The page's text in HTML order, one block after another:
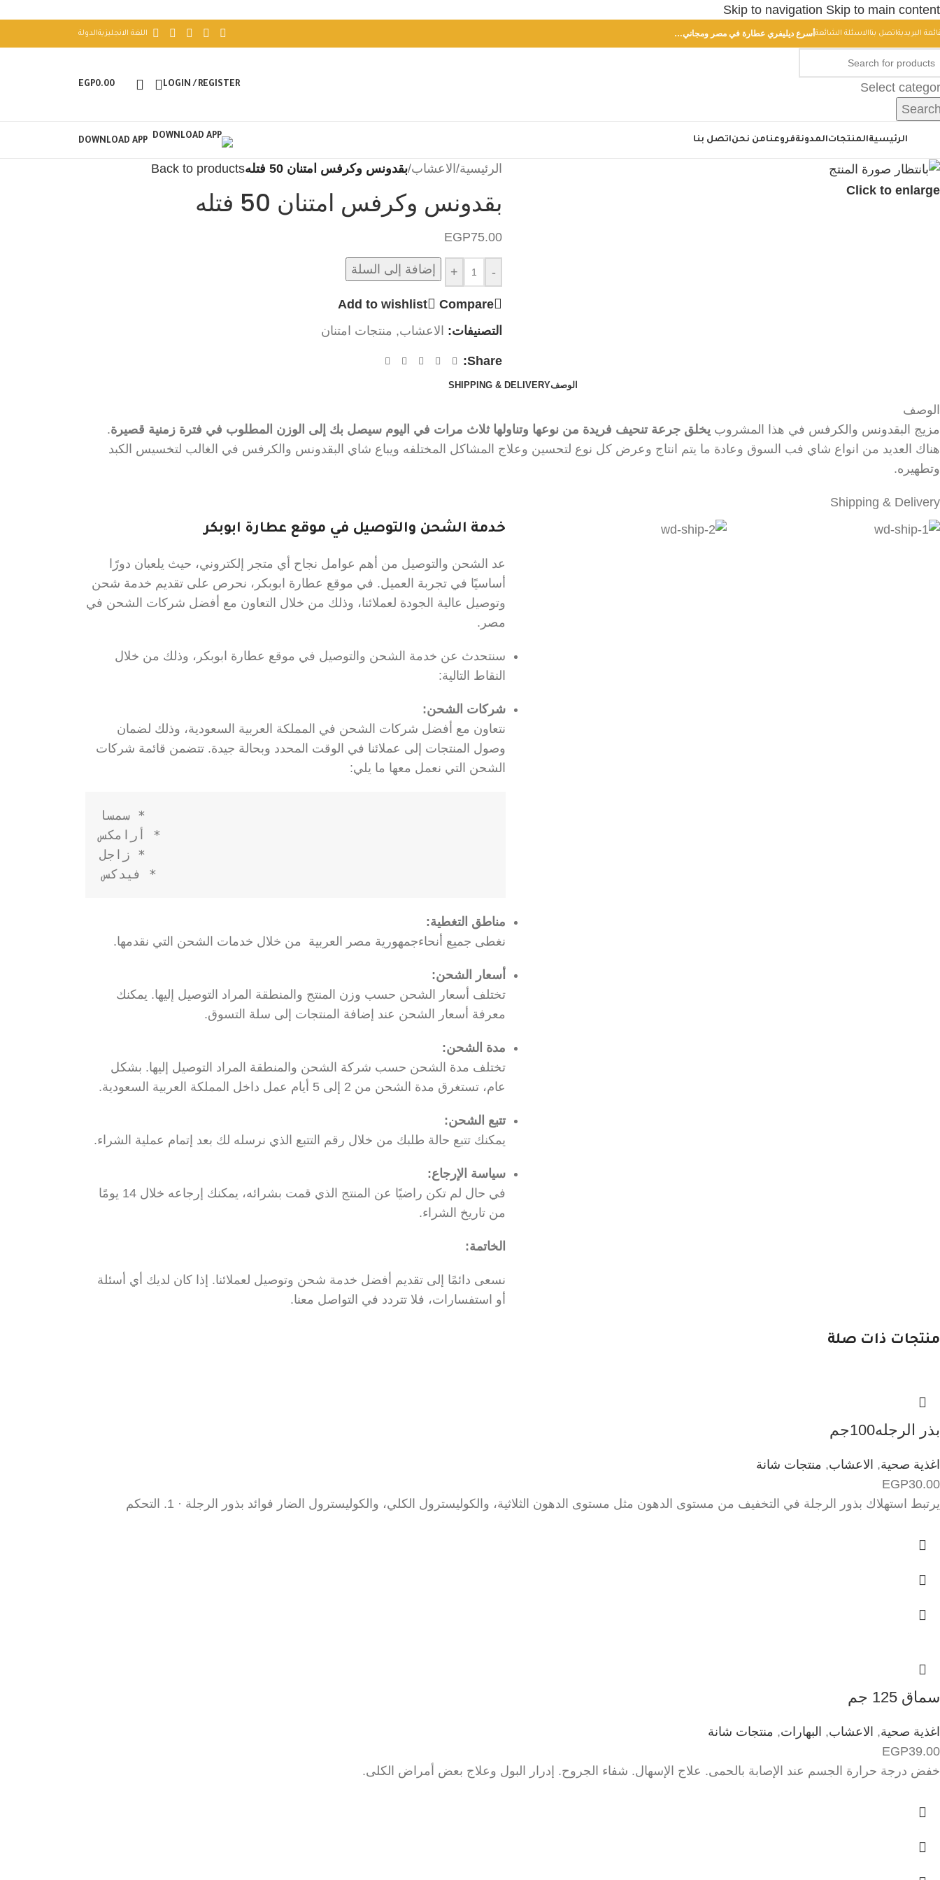
Skip to navigation Skip to main content
البريديةاتصل بناالاسئلة الشائعة أسرع ديليفري عطارة في مصر ومجاني… اللغة الانجليزيةالدولة
Select
LOGIN / REGISTER
EGP0.00
الرئيسيةالمنتجاتالمدونةفروعنامن نحناتصل بنا DOWNLOAD APP
Click to enlarge
الرئيسية/الاعشاب/بقدونس وكرفس امتنان 50 فتله Back to products
بقدونس وكرفس امتنان 50 فتله
EGP75.00
-
+ إضافة إلى السلة
Compare
Add to wishlist
التصنيفات: الاعشاب, منتجات امتنان
Share:
الوصفSHIPPING & DELIVERY
الوصف
مزيج البقدونس والكرفس في هذا المشروب يخلق جرعة تنحيف فريدة من نوعها وتناولها ثلاث مرات في اليوم سيصل بك إلى الوزن المطلوب في فترة زمنية قصيرة.
هناك العديد من انواع شاي فب السوق وعادة ما يتم انتاج وعرض كل نوع لتحسين وعلاج المشاكل المختلفه ويباع شاي البقدونس والكرفس في الغالب لتخسيس الكبد
وتطهيره.
Shipping & Delivery
خدمة الشحن والتوصيل في موقع عطارة ابوبكر
عد الشحن والتوصيل من أهم عوامل نجاح أي متجر إلكتروني، حيث يلعبان دورًا
أساسيًا في تجربة العميل. في موقع عطارة ابوبكر، نحرص على تقديم خدمة شحن
وتوصيل عالية الجودة لعملائنا، وذلك من خلال التعاون مع أفضل شركات الشحن في
مصر.
سنتحدث عن خدمة الشحن والتوصيل في موقع عطارة ابوبكر، وذلك من خلال
النقاط التالية:
شركات الشحن:
نتعاون مع أفضل شركات الشحن في المملكة العربية السعودية، وذلك لضمان
وصول المنتجات إلى عملائنا في الوقت المحدد وبحالة جيدة. تتضمن قائمة شركات
الشحن التي نعمل معها ما يلي:
* فيدكس
مناطق التغطية:
نغطى جميع أنحاءجمهورية مصر العربية من خلال خدمات الشحن التي نقدمها.
أسعار الشحن:
تختلف أسعار الشحن حسب وزن المنتج والمنطقة المراد التوصيل إليها. يمكنك
معرفة أسعار الشحن عند إضافة المنتجات إلى سلة التسوق.
مدة الشحن:
تختلف مدة الشحن حسب شركة الشحن والمنطقة المراد التوصيل إليها. بشكل
عام، تستغرق مدة الشحن من 2 إلى 5 أيام عمل داخل المملكة العربية السعودية.
تتبع الشحن:
يمكنك تتبع حالة طلبك من خلال رقم التتبع الذي نرسله لك بعد إتمام عملية الشراء.
سياسة الإرجاع:
في حال لم تكن راضيًا عن المنتج الذي قمت بشرائه، يمكنك إرجاعه خلال 14 يومًا
من تاريخ الشراء.
الخاتمة:
نسعى دائمًا إلى تقديم أفضل خدمة شحن وتوصيل لعملائنا. إذا كان لديك أي أسئلة
أو استفسارات، فلا تتردد في التواصل معنا.
منتجات ذات صلة
بذر الرجله100جم
اغذية صحية, الاعشاب, منتجات شانة
EGP30.00
يرتبط استهلاك بذور الرجلة في التخفيف من مستوى الدهون مثل مستوى الدهون الثلاثية، والكوليسترول الكلي، والكوليسترول الضار فوائد بذور الرجلة · 1. التحكم
سماق 125 جم
اغذية صحية, الاعشاب, البهارات, منتجات شانة
EGP39.00
خفض درجة حرارة الجسم عند الإصابة بالحمى. علاج الإسهال. شفاء الجروح. إدرار البول وعلاج بعض أمراض الكلى.